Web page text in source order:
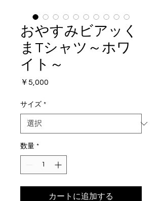
おやすみビアッく
まTシャツ～ホワ
イト～
￥5,000
サイズ *
数量 *
カートに追加する